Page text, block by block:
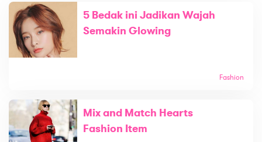
5 Bedak ini Jadikan Wajah
Semakin Glowing
Fashion
Mix and Match Hearts
Fashion Item